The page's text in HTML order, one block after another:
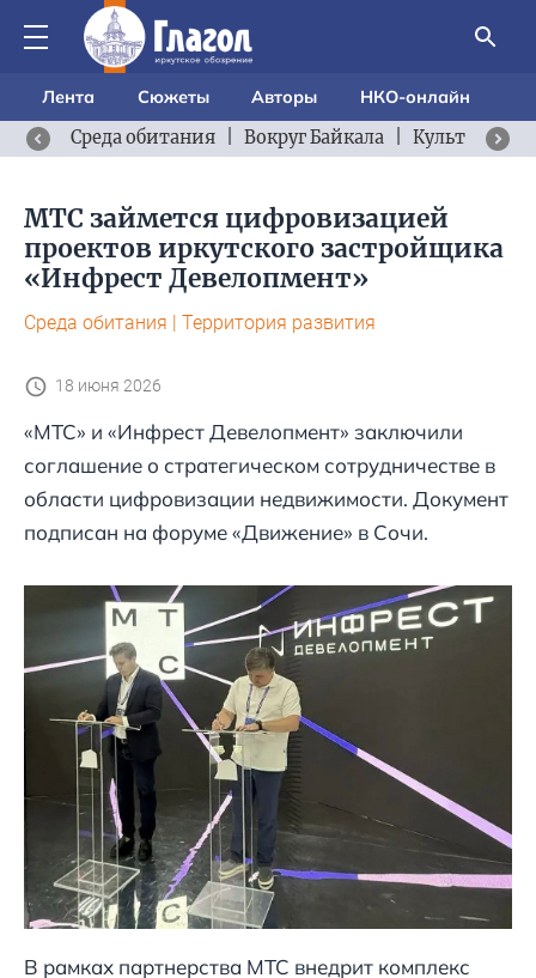
Лента Сюжеты Авторы
НКО-онлайн
Среда обитания
Вокруг Байкала Культурный
МТС займется цифровизацией
проектов иркутского застройщика
«Инфрест Девелопмент»
Среда обитания | Территория развития
18 июня 2026
«МТС» и «Инфрест Девелопмент» заключили
соглашение о стратегическом сотрудничестве в
области цифровизации недвижимости. Документ
подписан на форуме «Движение» в Сочи.
В рамках партнерства МТС внедрит комплекс